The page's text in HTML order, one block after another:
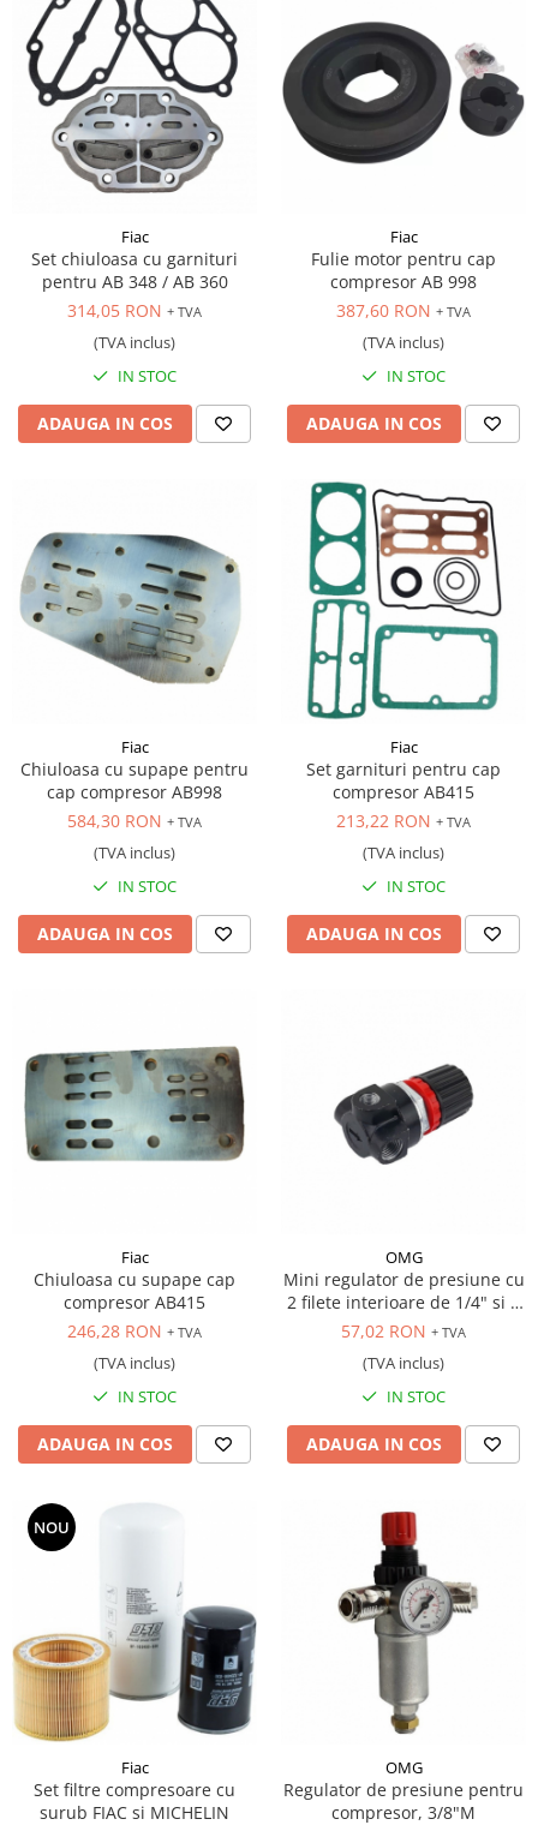
Fiac
Set chiuloasa cu garnituri
pentru AB 348 / AB 360
314,05 RON + TVA
(TVA inclus)
IN STOC
ADAUGA IN COS
Fiac
Fulie motor pentru cap
compresor AB 998
387,60 RON + TVA
(TVA inclus)
IN STOC
ADAUGA IN COS
Fiac
Chiuloasa cu supape pentru
cap compresor AB998
584,30 RON + TVA
(TVA inclus)
IN STOC
ADAUGA IN COS
Fiac
Set garnituri pentru cap
compresor AB415
213,22 RON + TVA
(TVA inclus)
IN STOC
ADAUGA IN COS
Fiac
Chiuloasa cu supape cap
compresor AB415
246,28 RON + TVA
(TVA inclus)
IN STOC
ADAUGA IN COS
OMG
Mini regulator de presiune cu
2 filete interioare de 1/4" si 1
filet de 1/8"
57,02 RON + TVA
(TVA inclus)
IN STOC
ADAUGA IN COS
NOU
Fiac
Set filtre compresoare cu
surub FIAC si MICHELIN
OMG
Regulator de presiune pentru
compresor, 3/8"M